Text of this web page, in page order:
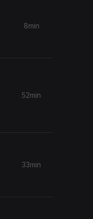
8min
52min
33min